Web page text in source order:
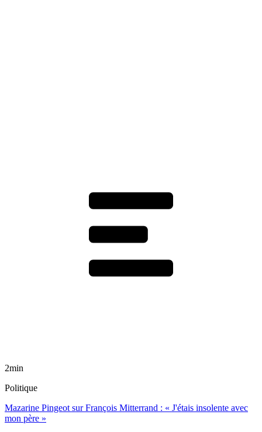
2min
Politique
Mazarine Pingeot sur François Mitterrand : « J'étais insolente avec
mon père »